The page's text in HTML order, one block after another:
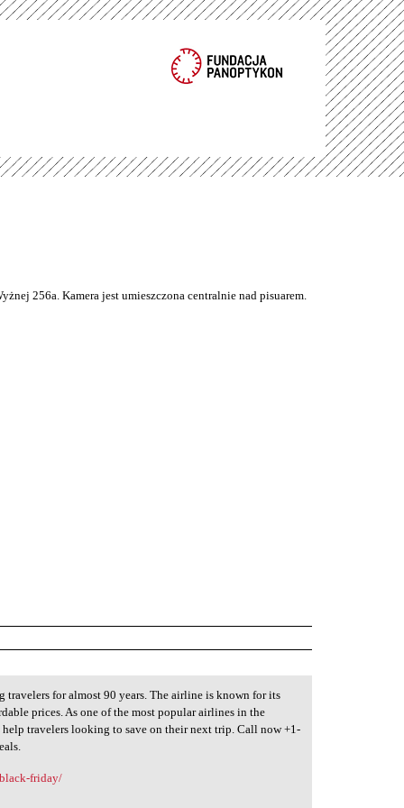
256a. Kamera jest umieszczona centralnie nad pisuarem.
for almost 90 years. The airline is known for its
prices. As one of the most popular airlines in the
travelers looking to save on their next trip. Call now +1-
friday/